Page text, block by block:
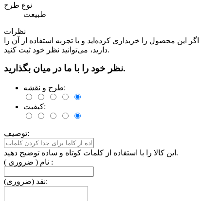
نوع طرح
طبیعت
نظرات
اگر این محصول را خریداری کرده‌اید و یا تجربه استفاده از آن را
دارید، می‌توانید نظر خود ثبت کنید.
نظر خود را با ما در میان بگذارید.
طرح و نقشه:
کیفیت:
توصیف:
این کالا را با استفاده از کلمات کوتاه و ساده توضیح دهید.
نام ( ضروری ) :
نقد (ضروری):